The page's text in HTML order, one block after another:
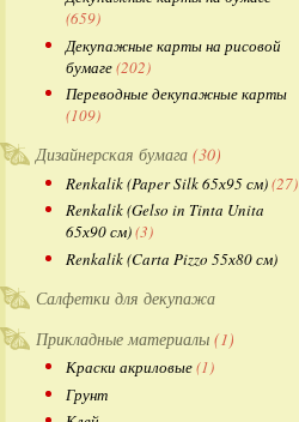
(659)
Декупажные карты на рисовой
бумаге(202)
Переводные декупажные карты
(109)
Дизайнерская бумага (30)
Renkalik (Paper Silk 65х95 см)(27)
Renkalik (Gelso in Tinta Unita
65х90 см)(3)
Renkalik (Carta Pizzo 55х80 см)
Салфетки для декупажа
Прикладные материалы (1)
Краски акриловые(1)
Грунт